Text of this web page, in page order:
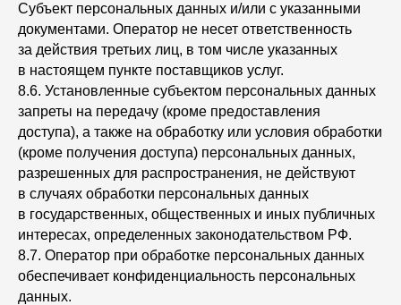
Субъект персональных данных и/или с указанными
документами. Оператор не несет ответственность
за действия третьих лиц, в том числе указанных
в настоящем пункте поставщиков услуг.
8.6. Установленные субъектом персональных данных
запреты на передачу (кроме предоставления
доступа), а также на обработку или условия обработки
(кроме получения доступа) персональных данных,
разрешенных для распространения, не действуют
в случаях обработки персональных данных
в государственных, общественных и иных публичных
интересах, определенных законодательством РФ.
8.7. Оператор при обработке персональных данных
обеспечивает конфиденциальность персональных
данных.